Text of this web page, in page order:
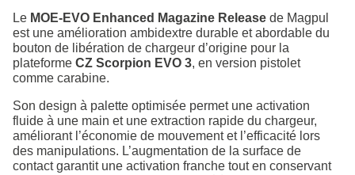
Le MOE-EVO Enhanced Magazine Release de Magpul
est une amélioration ambidextre durable et abordable du
bouton de libération de chargeur d’origine pour la
plateforme CZ Scorpion EVO 3, en version pistolet
comme carabine.
Son design à palette optimisée permet une activation
fluide à une main et une extraction rapide du chargeur,
améliorant l’économie de mouvement et l’efficacité lors
des manipulations. L’augmentation de la surface de
contact garantit une activation franche tout en conservant